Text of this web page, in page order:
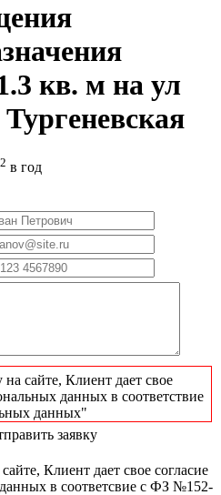
кв. м на ул
2 в год
сайте, Клиент дает свое
данных в соответствие
данных"
заявку
Клиент дает свое согласие
в соответсвие с ФЗ №152-